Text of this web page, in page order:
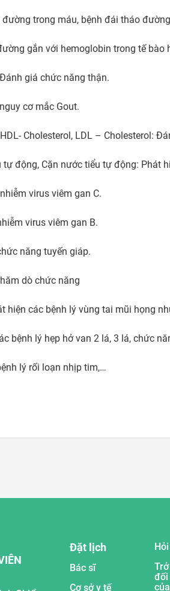
trong máu, bệnh đái tháo
gắn với hemoglobin trong tế bào
giá chức năng thận.
cơ mắc Gout.
Cholesterol, LDL – Cholesterol:
động, Cặn nước tiểu tự động: Phát
virus viêm gan C.
virus viêm gan B.
năng tuyến giáp.
dò chức năng
hiện các bệnh lý vùng tai mũi họng
bệnh lý hẹp hở van 2 lá, 3 lá, chức
lý rối loạn nhịp tim,…
Đặt lịch
Bác sĩ
Cơ sở y tế
đối